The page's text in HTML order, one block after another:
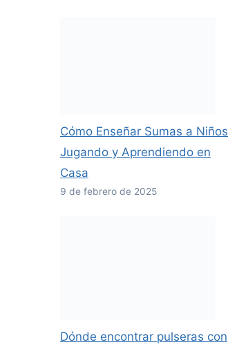
Cómo Enseñar Sumas a Niños
Jugando y Aprendiendo en
Casa
9 de febrero de 2025
Dónde encontrar pulseras con